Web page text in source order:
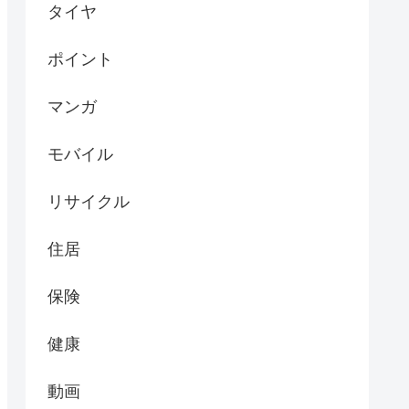
タイヤ
ポイント
マンガ
モバイル
リサイクル
住居
保険
健康
動画